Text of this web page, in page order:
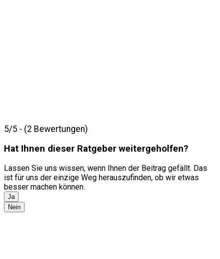
5/5 - (2 Bewertungen)
Hat Ihnen dieser Ratgeber weitergeholfen?
Lassen Sie uns wissen, wenn Ihnen der Beitrag gefällt. Das
ist für uns der einzige Weg herauszufinden, ob wir etwas
besser machen können.
Ja
Nein